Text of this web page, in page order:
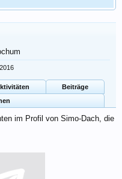
Beiträge
im Profil von Simo-Dach, die